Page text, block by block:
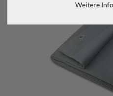
Weitere